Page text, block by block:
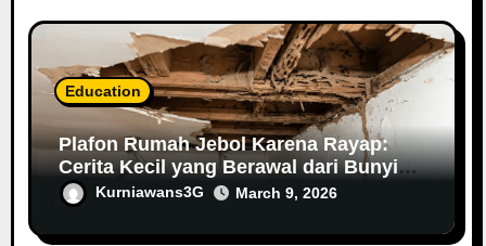
Education
Plafon Rumah Jebol Karena Rayap:
Cerita Kecil yang Berawal dari Bunyi
Aneh di Langit-Langit
Kurniawans3G March 9, 2026